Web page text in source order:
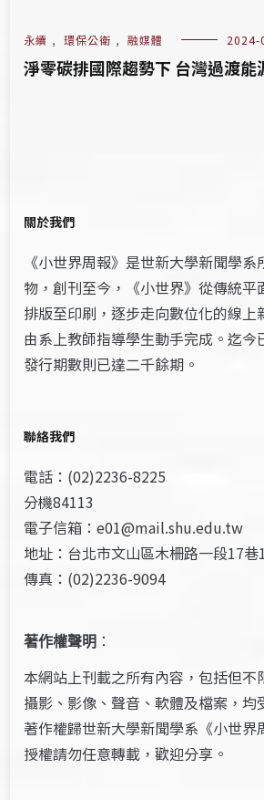
永續 , 環保公衛 , 融媒體 2024-
淨零碳排國際趨勢下 台灣過渡能
關於我們
《小世界周報》是世新大學新聞學
物，創刊至今，《小世界》從傳統平
排版至印刷，逐步走向數位化的線上
由系上教師指導學生動手完成。迄今
發行期數則已達二千餘期。
聯絡我們
電話：(02)2236-8225
分機84113
電子信箱：e01@mail.shu.edu.tw
地址：台北市文山區木柵路一段17
傳真：(02)2236-9094
著作權聲明 ：
本網站上刊載之所有內容，包括但不
攝影、影像、聲音、軟體及檔案，均
著作權歸世新大學新聞學系《小世界
授權請勿任意轉載，歡迎分享。